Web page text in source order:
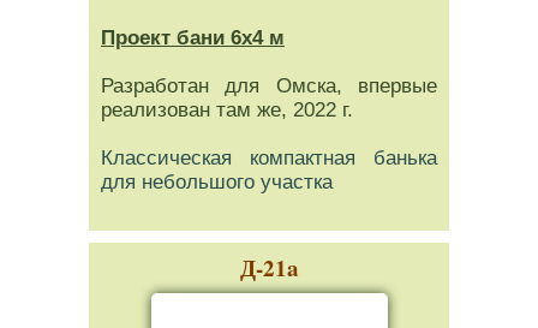
Проект бани 6x4 м
Разработан для Омска, впервые
реализован там же, 2022 г.
Классическая компактная банька
для небольшого участка
Д-21a